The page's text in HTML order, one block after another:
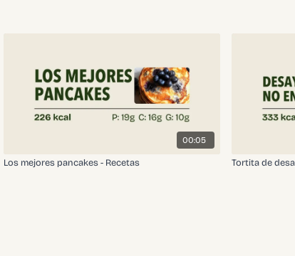
00:05
Los mejores pancakes - Recetas Tortita de